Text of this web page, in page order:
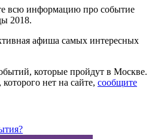
всю информацию про событие
2018.
афиша самых интересных
которые пройдут в Москве.
нет на сайте, сообщите